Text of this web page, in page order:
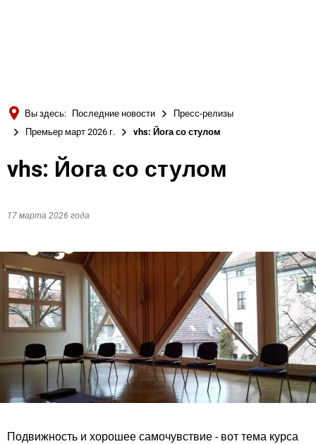
Русский
Вы здесь: Последние новости
Пресс-релизы
Премьер март 2026 г.
vhs: Йога со стулом
vhs: Йога со стулом
17 марта 2026 года
Подвижность и хорошее самочувствие - вот тема курса